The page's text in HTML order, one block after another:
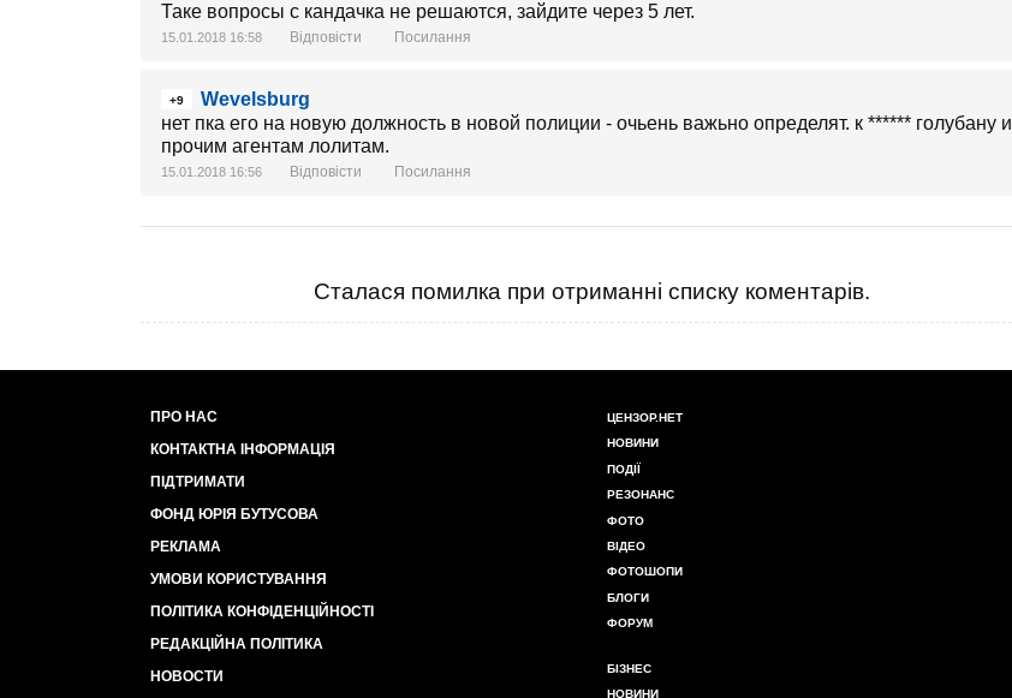
Таке вопросы с кандачка не решаются, зайдите через 5 лет.
15.01.2018 16:58 Відповісти Посилання
+9
Wevelsburg
нет пка его на новую должность в новой полиции - очьень важьно определят. к ****** голубану и
прочим агентам лолитам.
15.01.2018 16:56 Відповісти Посилання
Сталася помилка при отриманні списку коментарів.
ПРО НАС
КОНТАКТНА ІНФОРМАЦІЯ
ПІДТРИМАТИ
ФОНД ЮРІЯ БУТУСОВА
РЕКЛАМА
УМОВИ КОРИСТУВАННЯ
ПОЛІТИКА КОНФІДЕНЦІЙНОСТІ
РЕДАКЦІЙНА ПОЛІТИКА
НОВОСТИ
ЦЕНЗОР.НЕТ
НОВИНИ
ПОДІЇ
РЕЗОНАНС
ФОТО
ВІДЕО
ФОТОШОПИ
БЛОГИ
ФОРУМ
БІЗНЕС
НОВИНИ